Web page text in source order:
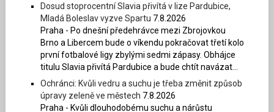
Dosud stoprocentní Slavia přivítá v lize Pardubice,
Mladá Boleslav vyzve Spartu 7.8.2026
Praha - Po dnešní předehrávce mezi Zbrojovkou
Brno a Libercem bude o víkendu pokračovat třetí kolo
první fotbalové ligy zbylými sedmi zápasy. Obhájce
titulu Slavia přivítá Pardubice a bude chtít navázat...
Ochránci: Kvůli vedru a suchu je třeba změnit způsob
úpravy zeleně ve městech 7.8.2026
Praha - Kvůli dlouhodobému suchu a nárůstu